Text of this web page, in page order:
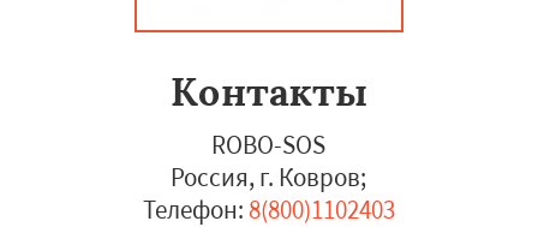
Контакты
ROBO-SOS
Россия, г. Ковров;
Телефон: 8(800)1102403